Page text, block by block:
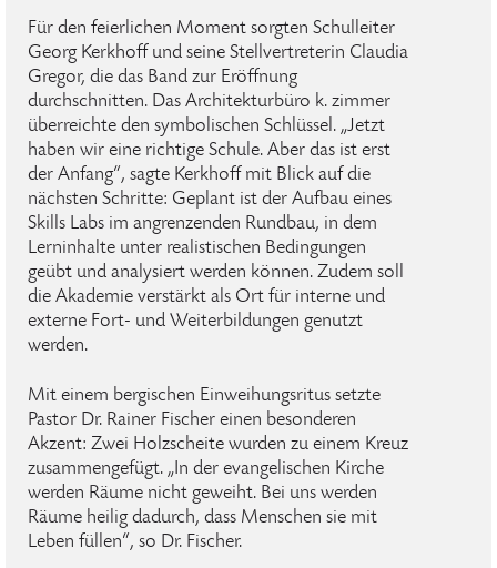
Für den feierlichen Moment sorgten Schulleiter
Georg Kerkhoff und seine Stellvertreterin Claudia
Gregor, die das Band zur Eröffnung
durchschnitten. Das Architekturbüro k. zimmer
überreichte den symbolischen Schlüssel. „Jetzt
haben wir eine richtige Schule. Aber das ist erst
der Anfang“, sagte Kerkhoff mit Blick auf die
nächsten Schritte: Geplant ist der Aufbau eines
Skills Labs im angrenzenden Rundbau, in dem
Lerninhalte unter realistischen Bedingungen
geübt und analysiert werden können. Zudem soll
die Akademie verstärkt als Ort für interne und
externe Fort- und Weiterbildungen genutzt
werden.
Mit einem bergischen Einweihungsritus setzte
Pastor Dr. Rainer Fischer einen besonderen
Akzent: Zwei Holzscheite wurden zu einem Kreuz
zusammengefügt. „In der evangelischen Kirche
werden Räume nicht geweiht. Bei uns werden
Räume heilig dadurch, dass Menschen sie mit
Leben füllen“, so Dr. Fischer.